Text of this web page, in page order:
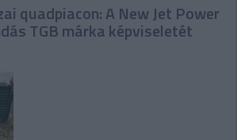
quadpiacon: A New Jet Power
TGB márka képviseletét